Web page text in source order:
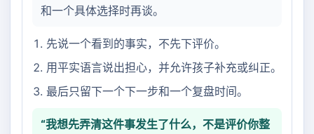
和一个具体选择时再谈。
先说一个看到的事实，不先下评价。
用平实语言说出担心，并允许孩子补充或纠正。
最后只留下一个下一步和一个复盘时间。
“我想先弄清这件事发生了什么，不是评价你整